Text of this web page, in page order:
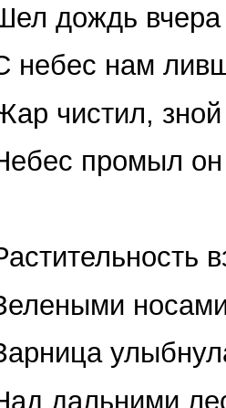
дождь
небес нам
чистил,
промыл
дальними